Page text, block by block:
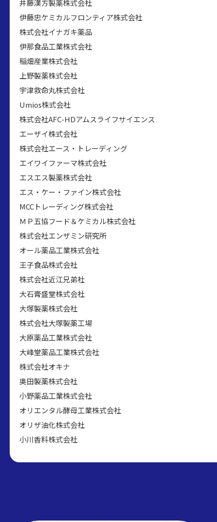
井藤漢方製薬株式会社
伊藤忠ケミカルフロンティア株式会社
株式会社イナガキ薬品
伊那食品工業株式会社
稲畑産業株式会社
上野製薬株式会社
宇津救命丸株式会社
Umios株式会社
株式会社AFC-HDアムスライフサイエンス
エーザイ株式会社
株式会社エース・トレーディング
エイワイファーマ株式会社
エスエス製薬株式会社
エス・ケー・ファイン株式会社
MCCトレーディング株式会社
ＭＰ五協フード＆ケミカル株式会社
株式会社エンザミン研究所
オール薬品工業株式会社
王子食品株式会社
株式会社近江兄弟社
大石膏盛堂株式会社
大塚製薬株式会社
株式会社大塚製薬工場
大原薬品工業株式会社
大峰堂薬品工業株式会社
株式会社オキナ
奥田製薬株式会社
小野薬品工業株式会社
オリエンタル酵母工業株式会社
オリザ油化株式会社
小川香料株式会社